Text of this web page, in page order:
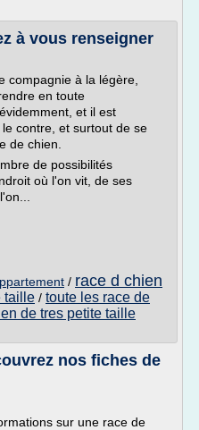
à vous renseigner
compagnie à la légère,
en toute
et il est
contre, et surtout de se
de chien.
de possibilités
où l'on vit, de ses
/ race d chien
taille / toute les race de
de tres petite taille
nos fiches de
sur une race de